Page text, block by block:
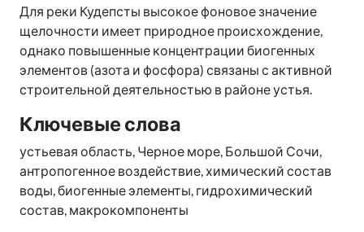
Для реки Кудепсты высокое фоновое значение
щелочности имеет природное происхождение,
однако повышенные концентрации биогенных
элементов (азота и фосфора) связаны с активной
строительной деятельностью в районе устья.
Ключевые слова
устьевая область, Черное море, Большой Сочи,
антропогенное воздействие, химический состав
воды, биогенные элементы, гидрохимический
состав, макрокомпоненты